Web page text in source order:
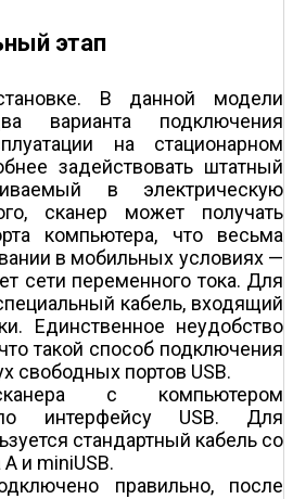
этап
В данной модели
варианта подключения
на стационарном
задействовать штатный
в электрическую
сканер может получать
компьютера, что весьма
в мобильных условиях —
сети переменного тока. Для
кабель, входящий
Единственное неудобство
такой способ подключения
свободных портов USB.
с компьютером
по интерфейсу USB. Для
стандартный кабель со
и miniUSB.
правильно, после